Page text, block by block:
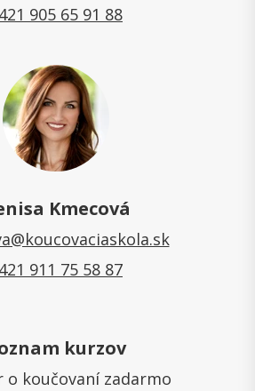
905 65 91 88
Kmecová
911 75 58 87
kurzov
o koučovaní zadarmo